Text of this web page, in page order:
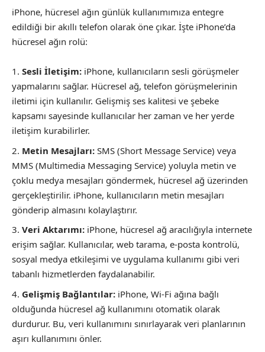
iPhone, hücresel ağın günlük kullanımımıza entegre
edildiği bir akıllı telefon olarak öne çıkar. İşte iPhone’da
hücresel ağın rolü:
Sesli İletişim: iPhone, kullanıcıların sesli görüşmeler
yapmalarını sağlar. Hücresel ağ, telefon görüşmelerinin
iletimi için kullanılır. Gelişmiş ses kalitesi ve şebeke
kapsamı sayesinde kullanıcılar her zaman ve her yerde
iletişim kurabilirler.
Metin Mesajları: SMS (Short Message Service) veya
MMS (Multimedia Messaging Service) yoluyla metin ve
çoklu medya mesajları göndermek, hücresel ağ üzerinden
gerçekleştirilir. iPhone, kullanıcıların metin mesajları
gönderip almasını kolaylaştırır.
Veri Aktarımı: iPhone, hücresel ağ aracılığıyla internete
erişim sağlar. Kullanıcılar, web tarama, e-posta kontrolü,
sosyal medya etkileşimi ve uygulama kullanımı gibi veri
tabanlı hizmetlerden faydalanabilir.
Gelişmiş Bağlantılar: iPhone, Wi-Fi ağına bağlı
olduğunda hücresel ağ kullanımını otomatik olarak
durdurur. Bu, veri kullanımını sınırlayarak veri planlarının
aşırı kullanımını önler.